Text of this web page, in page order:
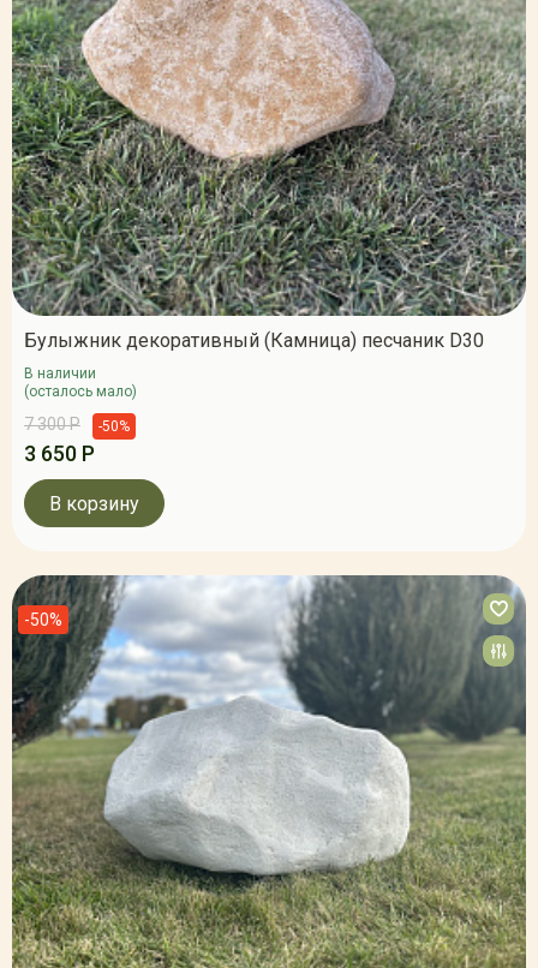
Булыжник декоративный (Камница) песчаник D30
В наличии
(осталось мало)
7 300 Р -50%
3 650 Р
В корзину
-50%